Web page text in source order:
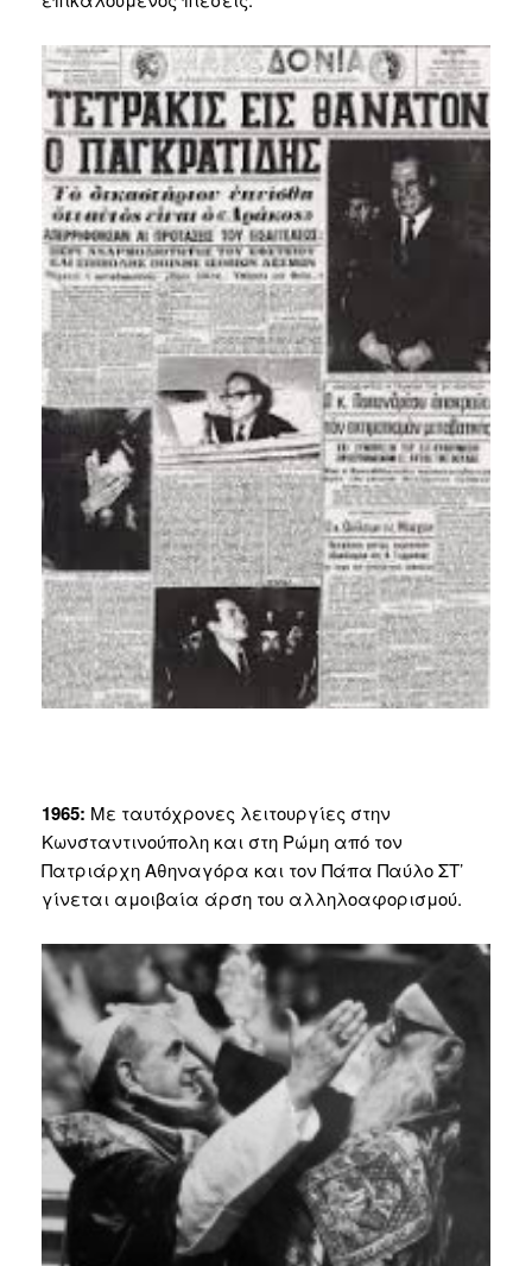
1965: Με ταυτόχρονες λειτουργίες στην
Κωνσταντινούπολη και στη Ρώμη από τον
Πατριάρχη Αθηναγόρα και τον Πάπα Παύλο ΣΤ’
γίνεται αμοιβαία άρση του αλληλοαφορισμού.